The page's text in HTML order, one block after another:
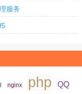
服务
nginx php QQ